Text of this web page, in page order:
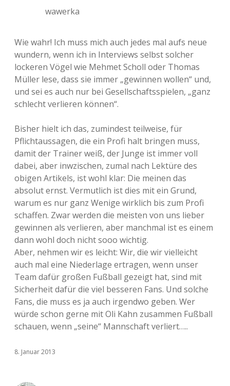
wawerka
Wie wahr! Ich muss mich auch jedes mal aufs neue
wundern, wenn ich in Interviews selbst solcher
lockeren Vögel wie Mehmet Scholl oder Thomas
Müller lese, dass sie immer „gewinnen wollen“ und,
und sei es auch nur bei Gesellschaftsspielen, „ganz
schlecht verlieren können“.
Bisher hielt ich das, zumindest teilweise, für
Pflichtaussagen, die ein Profi halt bringen muss,
damit der Trainer weiß, der Junge ist immer voll
dabei, aber inwzischen, zumal nach Lektüre des
obigen Artikels, ist wohl klar: Die meinen das
absolut ernst. Vermutlich ist dies mit ein Grund,
warum es nur ganz Wenige wirklich bis zum Profi
schaffen. Zwar werden die meisten von uns lieber
gewinnen als verlieren, aber manchmal ist es einem
dann wohl doch nicht sooo wichtig.
Aber, nehmen wir es leicht: Wir, die wir vielleicht
auch mal eine Niederlage ertragen, wenn unser
Team dafür großen Fußball gezeigt hat, sind mit
Sicherheit dafür die viel besseren Fans. Und solche
Fans, die muss es ja auch irgendwo geben. Wer
würde schon gerne mit Oli Kahn zusammen Fußball
schauen, wenn „seine“ Mannschaft verliert…..
8. Januar 2013